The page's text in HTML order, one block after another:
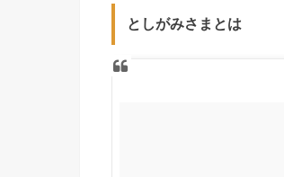
としがみさまとは